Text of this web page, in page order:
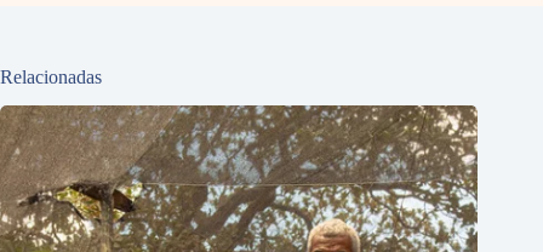
Relacionadas